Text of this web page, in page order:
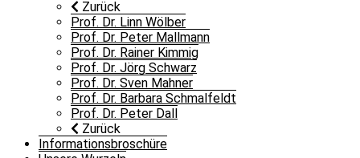
Zurück
Prof. Dr. Linn Wölber
Prof. Dr. Peter Mallmann
Prof. Dr. Rainer Kimmig
Prof. Dr. Jörg Schwarz
Prof. Dr. Sven Mahner
Prof. Dr. Barbara Schmalfeldt
Prof. Dr. Peter Dall
Zurück
Informationsbroschüre